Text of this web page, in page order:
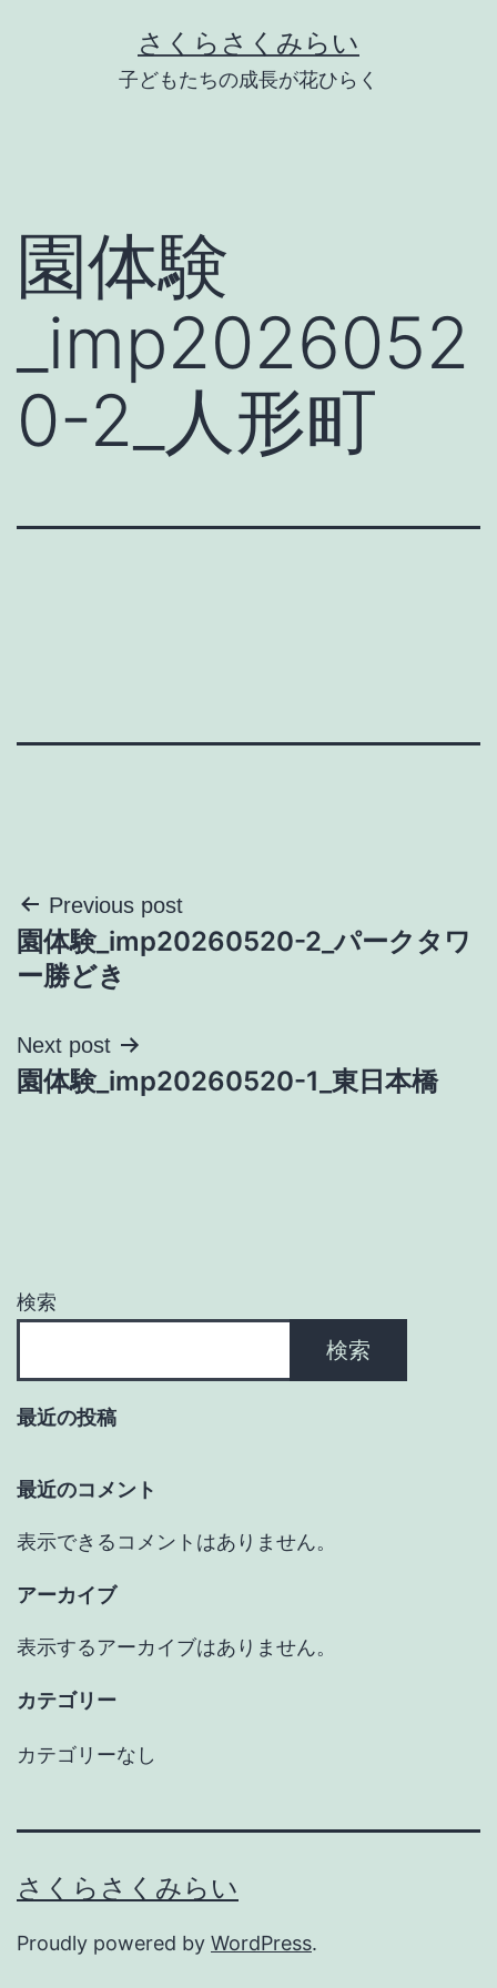
さくらさくみらい
子どもたちの成長が花ひらく
園体験
_imp2026052
0-2_人形町
投
稿
ビ
ン
Previous post
園体験_imp20260520-2_パークタワ
ー勝どき
Next post
園体験_imp20260520-1_東日本橋
検索
検索
最近の投稿
最近のコメント
表示できるコメントはありません。
アーカイブ
表示するアーカイブはありません。
カテゴリー
カテゴリーなし
さくらさくみらい
Proudly powered by WordPress.